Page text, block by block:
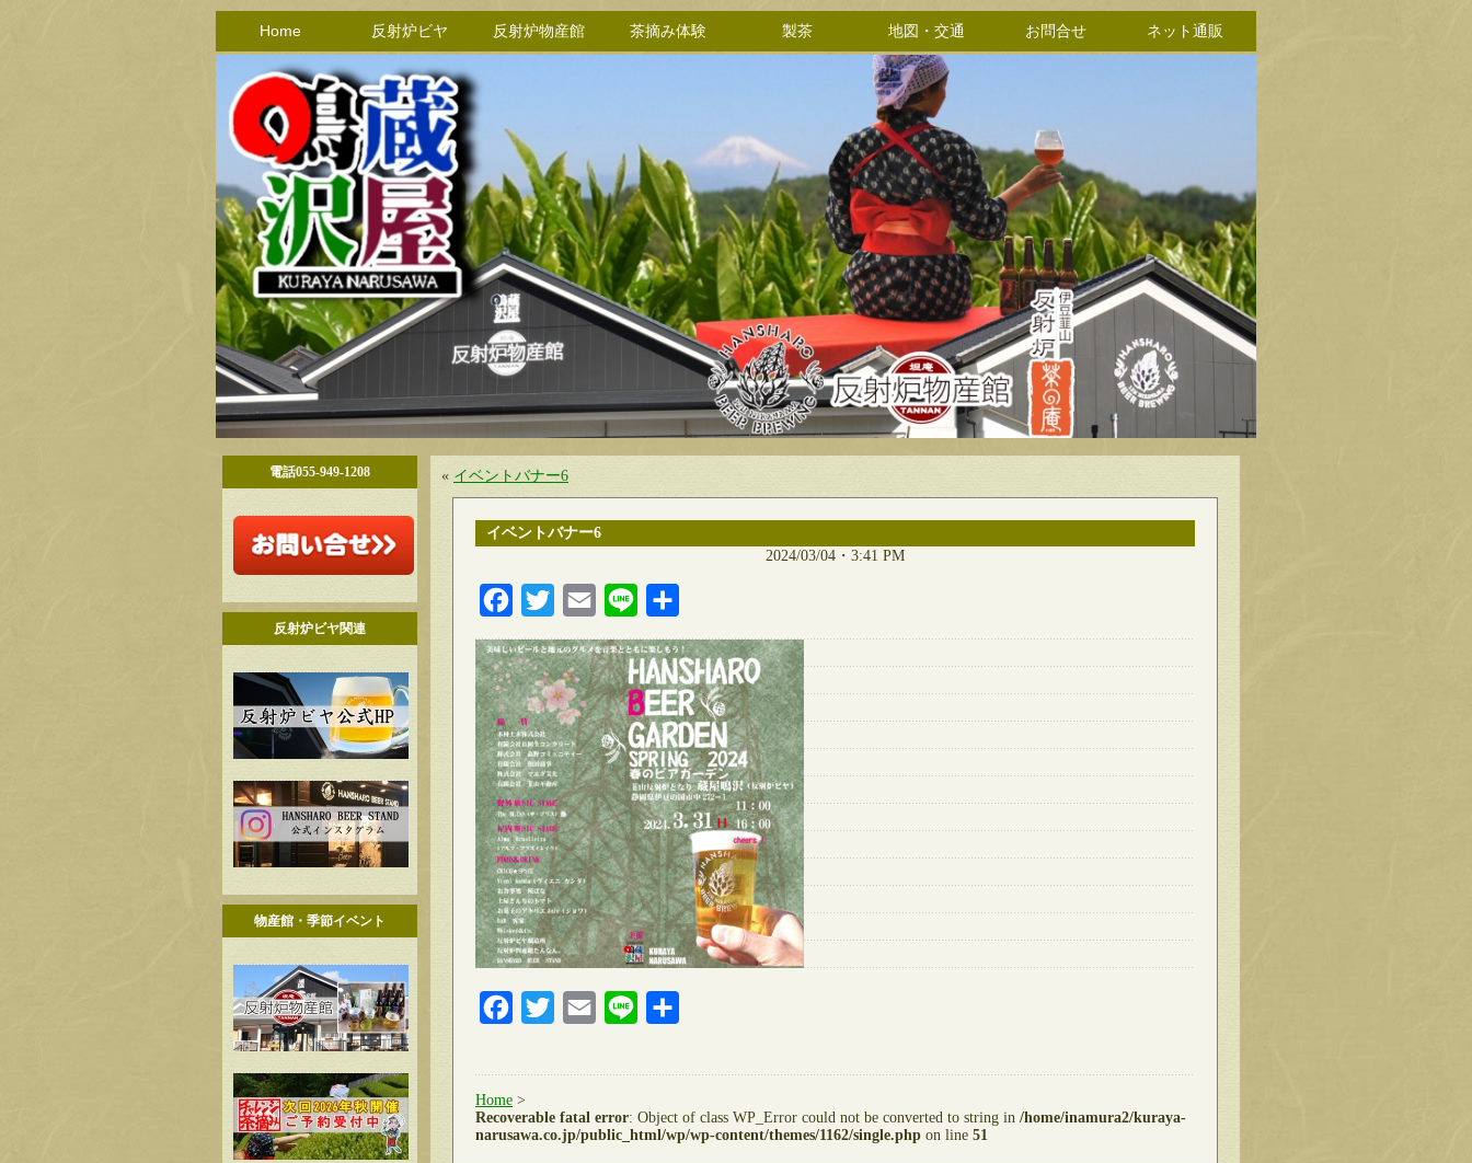
Home 反射炉ビヤ 反射炉物産館 茶摘み体験 製茶 地図・交通 お問合せ ネット通販
電話055-949-1208
反射炉ビヤ関連
物産館・季節イベント
« イベントバナー6
イベントバナー6
2024/03/04・3:41 PM
FacebookTwitter Email Line
FacebookTwitter Email Line
Home >
Recoverable fatal error: Object of class WP_Error could not be converted to string in /home/inamura2/kuraya-
narusawa.co.jp/public_html/wp/wp-content/themes/1162/single.php on line 51